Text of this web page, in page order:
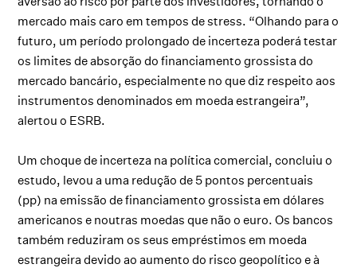
mercado mais caro em tempos de stress. “Olhando para o
futuro, um período prolongado de incerteza poderá testar
os limites de absorção do financiamento grossista do
mercado bancário, especialmente no que diz respeito aos
instrumentos denominados em moeda estrangeira”,
alertou o ESRB.
Um choque de incerteza na política comercial, concluiu o
estudo, levou a uma redução de 5 pontos percentuais
(pp) na emissão de financiamento grossista em dólares
americanos e noutras moedas que não o euro. Os bancos
também reduziram os seus empréstimos em moeda
estrangeira devido ao aumento do risco geopolítico e à